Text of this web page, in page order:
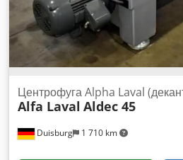
Duisburg 1 710 km
Центрофуга Alpha Laval
Alfa Laval Aldec 45